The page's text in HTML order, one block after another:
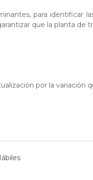
para identificar
que la planta de
por la variación